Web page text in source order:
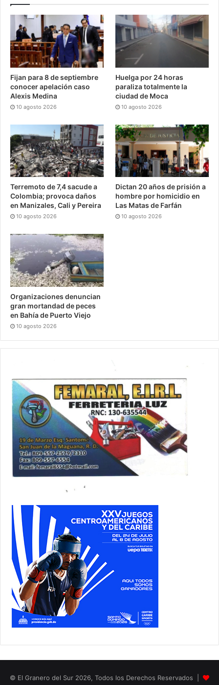
Fijan para 8 de septiembre
conocer apelación caso
Alexis Medina
10 agosto 2026
Huelga por 24 horas
paraliza totalmente la
ciudad de Moca
10 agosto 2026
Terremoto de 7,4 sacude a
Colombia; provoca daños
en Manizales, Cali y Pereira
10 agosto 2026
Dictan 20 años de prisión a
hombre por homicidio en
Las Matas de Farfán
10 agosto 2026
Organizaciones denuncian
gran mortandad de peces
en Bahía de Puerto Viejo
10 agosto 2026
© El Granero del Sur 2026, Todos los Derechos Reservados |